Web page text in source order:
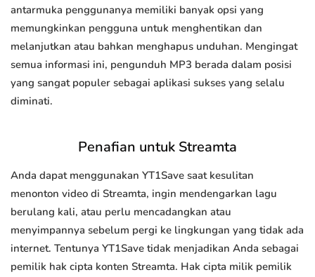
antarmuka penggunanya memiliki banyak opsi yang
memungkinkan pengguna untuk menghentikan dan
melanjutkan atau bahkan menghapus unduhan. Mengingat
semua informasi ini, pengunduh MP3 berada dalam posisi
yang sangat populer sebagai aplikasi sukses yang selalu
diminati.
Penafian untuk Streamta
Anda dapat menggunakan YT1Save saat kesulitan
menonton video di Streamta, ingin mendengarkan lagu
berulang kali, atau perlu mencadangkan atau
menyimpannya sebelum pergi ke lingkungan yang tidak ada
internet. Tentunya YT1Save tidak menjadikan Anda sebagai
pemilik hak cipta konten Streamta. Hak cipta milik pemilik